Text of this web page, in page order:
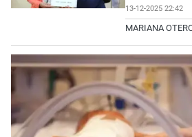
13-12-2025 22:42
MARIANA